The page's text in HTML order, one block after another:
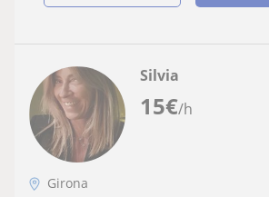
15€/h
Silvia
Girona